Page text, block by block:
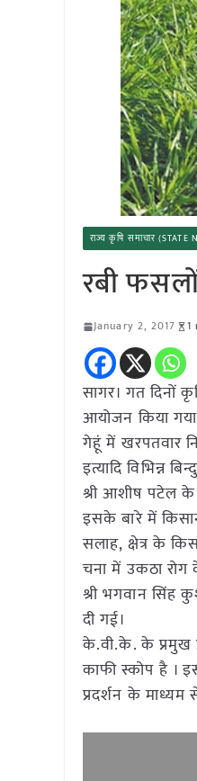
राज्य कृषि समाचार (STATE
रबी
January 2, 2017 1
सागर। गत दिनों
आयोजन किया
गेहूं में खरपतवार
इत्यादि विभिन्न
श्री आशीष पटेल
इसके बारे में
सलाह, क्षेत्र के
चना में उकठा रोग
श्री भगवान सिंह
दी गई।
के.वी.के. के प्रमुख
काफी स्कोप है ।
प्रदर्शन के माध्यम